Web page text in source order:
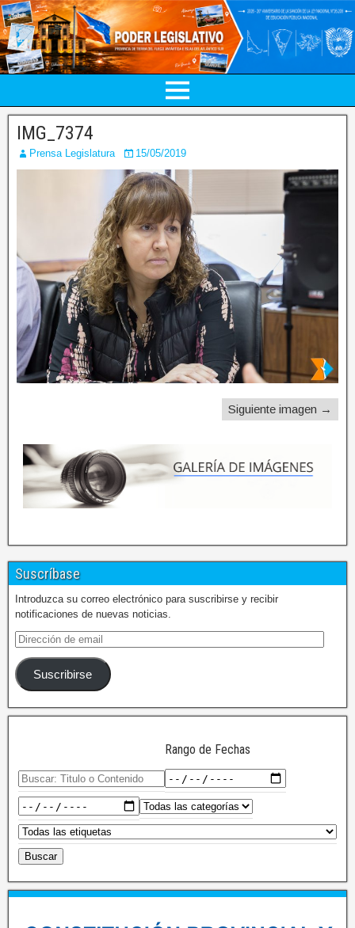
IMG_7374
Prensa Legislatura 15/05/2019
Siguiente imagen →
Suscríbase
Introduzca su correo electrónico para suscribirse y recibir
notificaciones de nuevas noticias.
Suscribirse
Rango de Fechas